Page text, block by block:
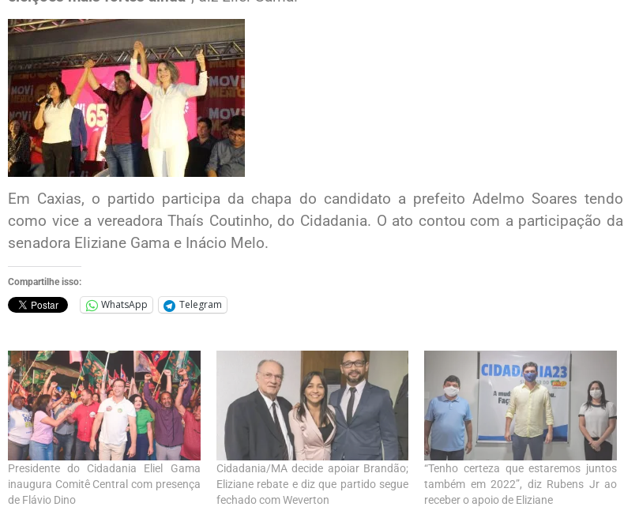
Em Caxias, o partido participa da chapa do candidato a prefeito Adelmo Soares tendo
como vice a vereadora Thaís Coutinho, do Cidadania. O ato contou com a participação da
senadora Eliziane Gama e Inácio Melo.
Compartilhe isso:
WhatsApp Telegram
Presidente do Cidadania Eliel Gama
inaugura Comitê Central com presença
de Flávio Dino
Cidadania/MA decide apoiar Brandão;
Eliziane rebate e diz que partido segue
fechado com Weverton
“Tenho certeza que estaremos juntos
também em 2022”, diz Rubens Jr ao
receber o apoio de Eliziane